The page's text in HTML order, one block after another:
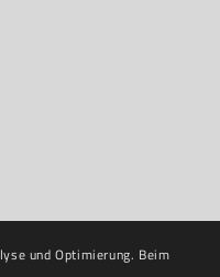
und Optimierung. Beim